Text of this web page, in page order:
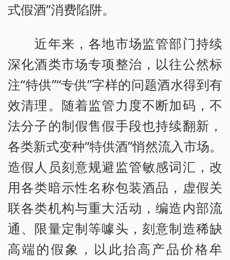
式假酒”消费陷阱。
近年来，各地市场监管部门持续
深化酒类市场专项整治，以往公然标
注“特供”“专供”字样的问题酒水得到有
效清理。随着监管力度不断加码，不
法分子的制假售假手段也持续翻新，
各类新式变种“特供酒”悄然流入市场。
造假人员刻意规避监管敏感词汇，改
用各类暗示性名称包装酒品，虚假关
联各类机构与重大活动，编造内部流
通、限量定制等噱头，刻意制造稀缺
高端的假象，以此抬高产品价格牟